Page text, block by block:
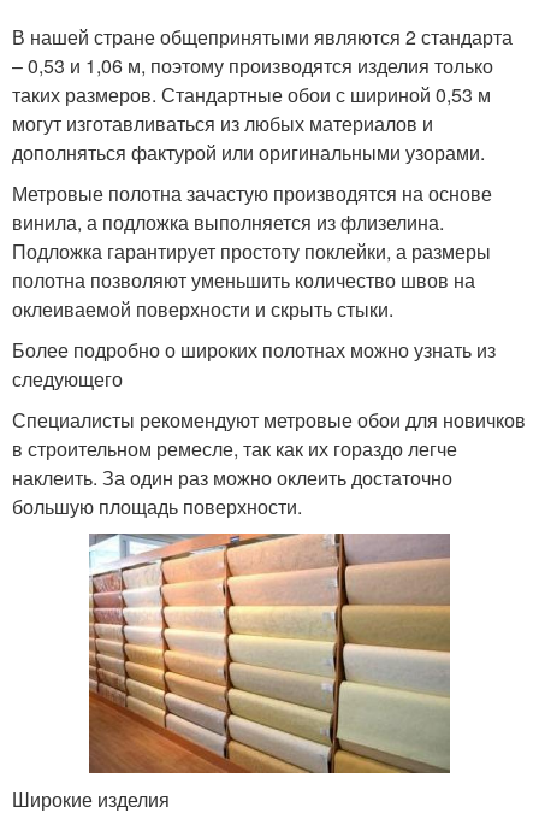
В нашей стране общепринятыми являются 2 стандарта
– 0,53 и 1,06 м, поэтому производятся изделия только
таких размеров. Стандартные обои с шириной 0,53 м
могут изготавливаться из любых материалов и
дополняться фактурой или оригинальными узорами.
Метровые полотна зачастую производятся на основе
винила, а подложка выполняется из флизелина.
Подложка гарантирует простоту поклейки, а размеры
полотна позволяют уменьшить количество швов на
оклеиваемой поверхности и скрыть стыки.
Более подробно о широких полотнах можно узнать из
следующего
Специалисты рекомендуют метровые обои для новичков
в строительном ремесле, так как их гораздо легче
наклеить. За один раз можно оклеить достаточно
большую площадь поверхности.
Широкие изделия